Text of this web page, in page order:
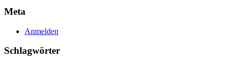
Meta
Anmelden
Schlagwörter